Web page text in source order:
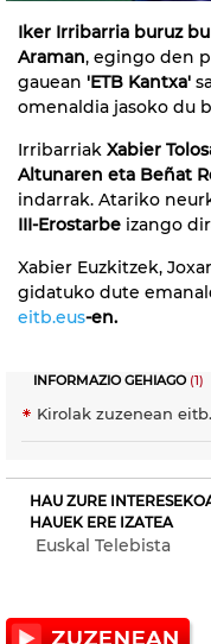
Iker Irribarria buruz
Araman, egingo den
gauean 'ETB Kantxa'
omenaldia jasoko du
Irribarriak Xabier
Altunaren eta Beñat
indarrak. Atariko
III-Erostarbe izango
Xabier Euzkitzek,
gidatuko dute
eitb.eus-en.
INFORMAZIO GEHIAGO(1)
Kirolak zuzenean
HAU ZURE
HAUEK ERE IZATEA
Euskal Telebista